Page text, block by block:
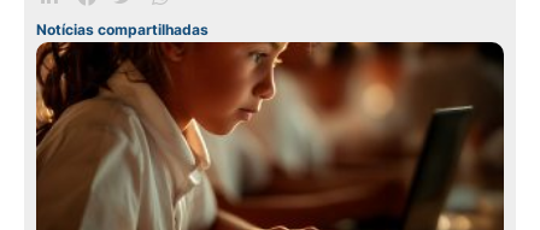
Notícias compartilhadas